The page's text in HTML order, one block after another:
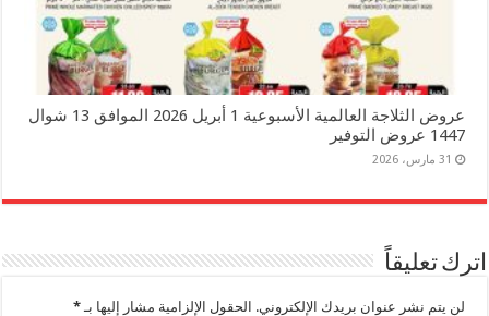
عروض الثلاجة العالمية الأسبوعية 1 أبريل 2026 الموافق 13 شوال
1447 عروض التوفير
31 مارس، 2026
اترك تعليقاً
لن يتم نشر عنوان بريدك الإلكتروني. الحقول الإلزامية مشار إليها بـ*